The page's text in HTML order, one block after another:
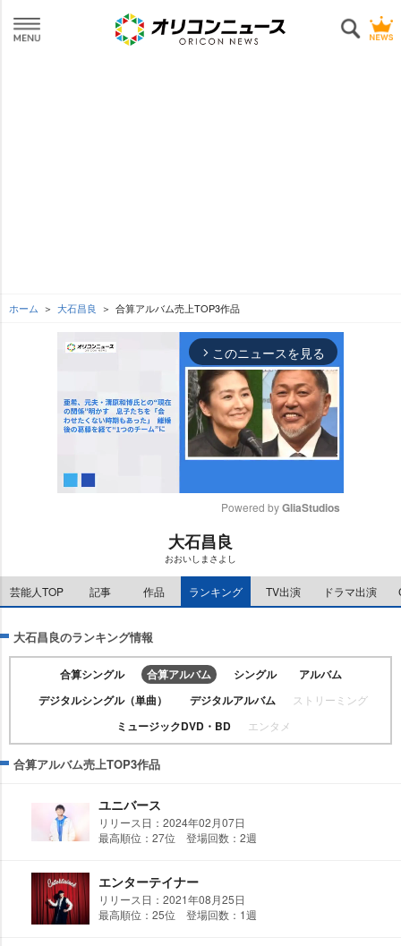
ホーム 大石昌良 合算アルバム売上TOP3作品
arrow_forward_ios このニュースを見る
t
e
Powered by GliaStudios
大石昌良
おおいしまさよし
芸能人TOP 記事 作品 ランキング TV出演 ドラマ出演
大石昌良のランキング情報
合算シングル 合算アルバム シングル
アルバム
デジタルシングル（単曲）
デジタルアルバム ストリーミング
ミュージックDVD・BD エンタメ
合算アルバム売上TOP3作品
ユニバース
リリース日：2024年02月07日
最高順位：27位 登場回数：2週
エンターテイナー
リリース日：2021年08月25日
最高順位：25位 登場回数：1週